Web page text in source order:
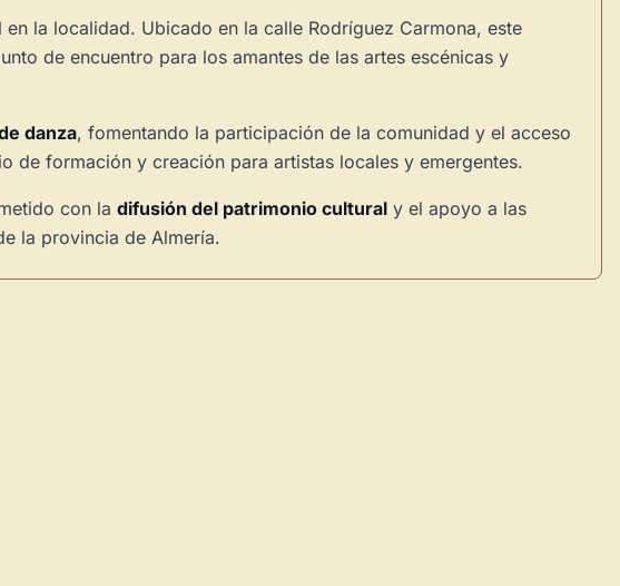
la localidad. Ubicado en la calle Rodríguez Carmona, este
de encuentro para los amantes de las artes escénicas y
danza, fomentando la participación de la comunidad y el acceso
de formación y creación para artistas locales y emergentes.
con la difusión del patrimonio cultural y el apoyo a las
la provincia de Almería.